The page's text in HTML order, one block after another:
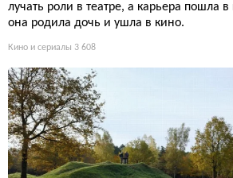
лучать роли в театре, а карьера пошла в
она родила дочь и ушла в кино.
Кино и сериалы 3 608